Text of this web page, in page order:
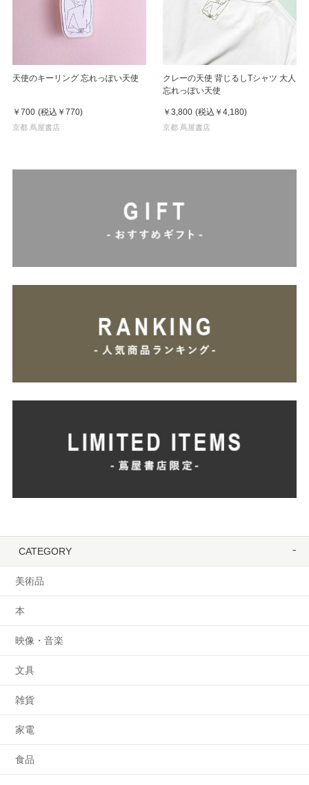
天使のキーリング 忘れっぽい天使
￥700 (税込 ￥770)
京都 蔦屋書店
クレーの天使 背じるしTシャツ 大人
忘れっぽい天使
￥3,800 (税込 ￥4,180)
京都 蔦屋書店
CATEGORY
美術品
本
映像・音楽
文具
雑貨
家電
食品